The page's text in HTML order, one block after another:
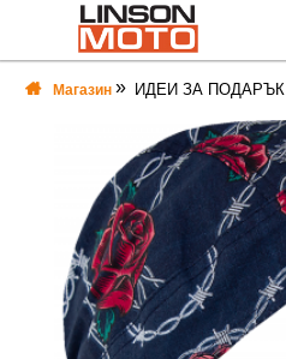
Магазин ИДЕИ ЗА ПОДАРЪК